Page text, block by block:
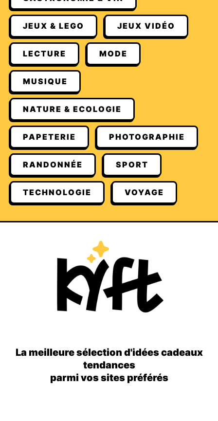
JEUX & LEGO JEUX VIDÉO
LECTURE MODE
MUSIQUE
NATURE & ECOLOGIE
PAPETERIE PHOTOGRAPHIE
RANDONNÉE SPORT
TECHNOLOGIE VOYAGE
La meilleure sélection d'idées cadeaux
tendances
parmi vos sites préférés